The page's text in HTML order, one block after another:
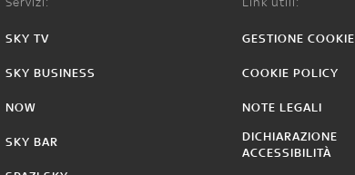
SKY TV
SKY BUSINESS
NOW
SKY BAR
GESTIONE COOKIE
COOKIE POLICY
NOTE LEGALI
DICHIARAZIONE
ACCESSIBILITÀ